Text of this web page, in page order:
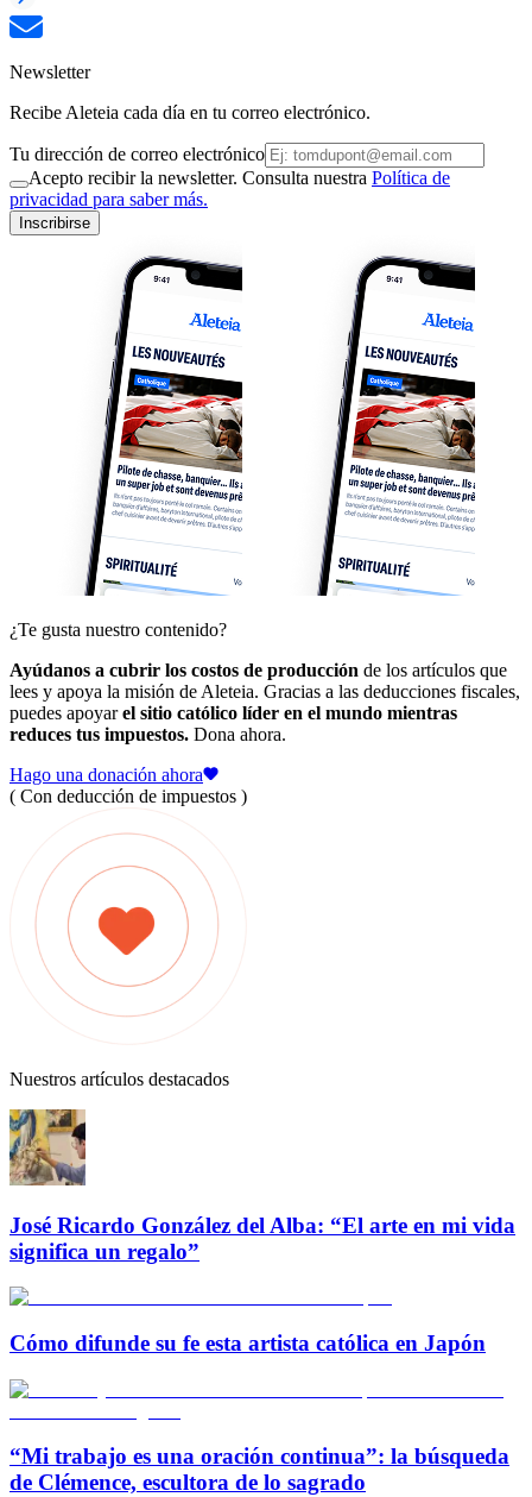
Newsletter
Recibe Aleteia cada día en tu correo electrónico.
Tu dirección de correo electrónico
Acepto recibir la newsletter. Consulta nuestra Política de
privacidad para saber más.
Inscribirse
¿Te gusta nuestro contenido?
Ayúdanos a cubrir los costos de producción de los artículos que
lees y apoya la misión de Aleteia. Gracias a las deducciones fiscales,
puedes apoyarel sitio católico líder en el mundo mientras
reduces tus impuestos. Dona ahora.
Hago una donación ahora
( Con deducción de impuestos )
Nuestros artículos destacados
José Ricardo González del Alba: “El arte en mi vida
significa un regalo”
Cómo difunde su fe esta artista católica en Japón
“Mi trabajo es una oración continua”: la búsqueda
de Clémence, escultora de lo sagrado